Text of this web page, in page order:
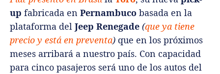
up fabricada en Pernambuco basada en la
plataforma del Jeep Renegade (que ya tiene
precio y está en preventa) que en los próximos
meses arribará a nuestro país. Con capacidad
para cinco pasajeros será uno de los autos del